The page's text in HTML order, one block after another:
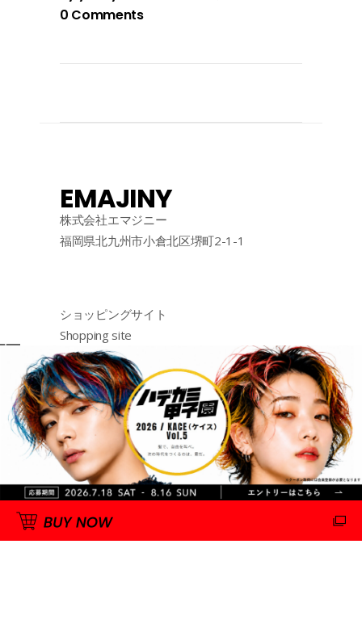
0 Comments
EMAJINY
株式会社エマジニー
福岡県北九州市小倉北区堺町2-1-1
ショッピングサイト
Shopping site
购物网站
http://emajiny.jp